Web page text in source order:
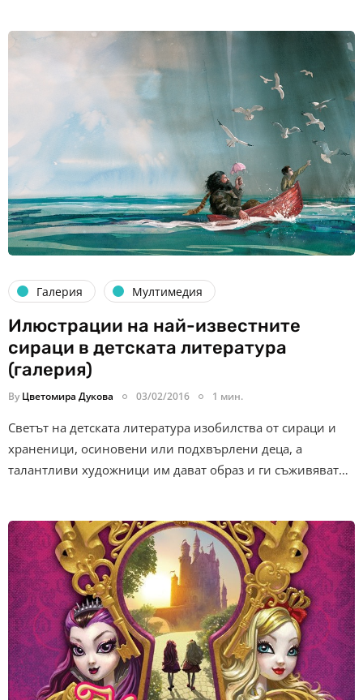
Галерия Мултимедия
Илюстрации на най-известните
сираци в детската литература
(галерия)
By Цветомира Дукова 03/02/2016 1 мин.
Светът на детската литература изобилства от сираци и
храненици, осиновени или подхвърлени деца, а
талантливи художници им дават образ и ги съживяват…